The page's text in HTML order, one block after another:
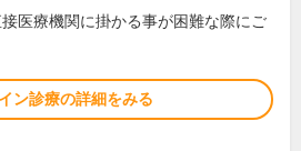
医療機関に掛かる事が困難な際にご
ン診療の詳細をみる